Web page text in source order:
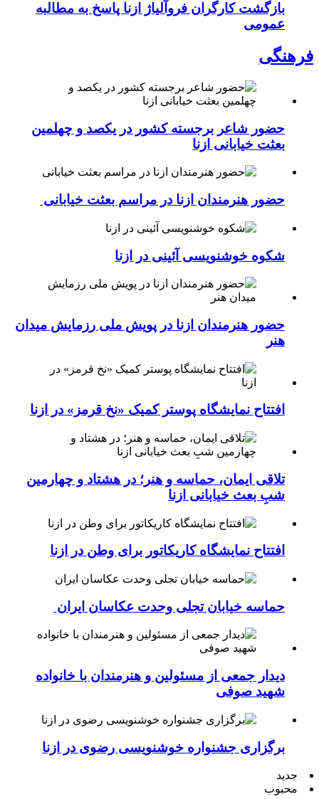
بازگشت کارگران فروآلیاژ ازنا پاسخ به مطالبه
عمومی
فرهنگی
حضور شاعر برجسته کشور در یکصد و چهلمین
بعثت خیابانی ازنا
حضور هنرمندان ازنا در مراسم بعثت خیابانی
شکوه خوشنویسی آئینی در ازنا
حضور هنرمندان ازنا در پویش ملی رزمایش میدان
هنر
افتتاح نمایشگاه پوستر کمیک «نخ قرمز» در ازنا
تلاقی ایمان، حماسه و هنر؛ در هشتاد و چهارمین
شبِ بعث خیابانی ازنا
افتتاح نمایشگاه کاریکاتور برای وطن در ازنا
حماسه خیابان تجلی وحدت عکاسان ایران
دیدار جمعی از مسئولین و هنرمندان با خانواده
شهید صوفی
برگزاری جشنواره خوشنویسی رضوی در ازنا
جدید
محبوب